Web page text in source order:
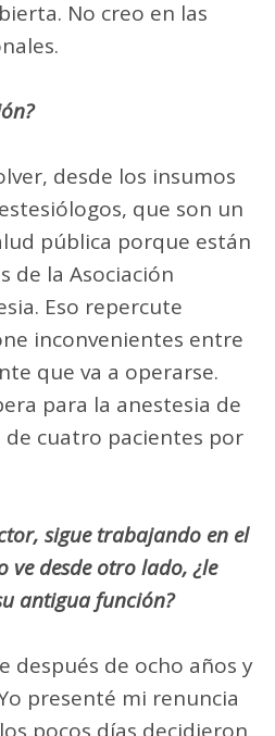
No creo en las
desde los insumos
que son un
pública porque están
de la Asociación
Eso repercute
inconvenientes entre
que va a operarse.
para la anestesia de
cuatro pacientes por
sigue trabajando en el
ve desde otro lado, ¿le
antigua función?
después de ocho años y
presenté mi renuncia